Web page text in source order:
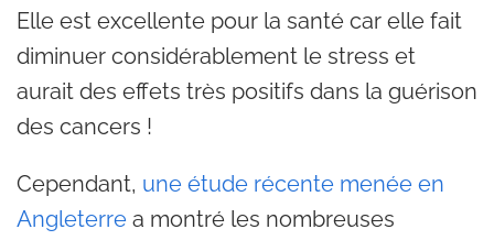
Elle est excellente pour la santé car elle fait
diminuer considérablement le stress et
aurait des effets très positifs dans la guérison
des cancers !
Cependant, une étude récente menée en
Angleterre a montré les nombreuses